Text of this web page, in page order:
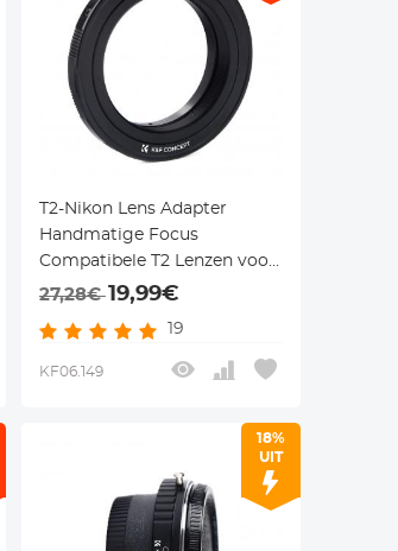
T2-Nikon Lens Adapter
Handmatige Focus
Compatibele T2 Lenzen voor
Nikon F Camera Lichaam
27,28€19,99€
19
KF06.149
18%
UIT